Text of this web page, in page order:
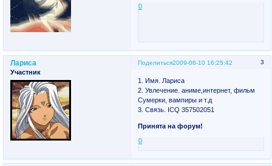
0
Поделиться 3
2009-08-10 16:25:42
Лариса
Участник
1. Имя. Лариса
2. Увлечение. аниме,интернет, фильм
Сумерки, вампиры и т.д
3. Связь. ICQ 357502051
Принята на форум!
0